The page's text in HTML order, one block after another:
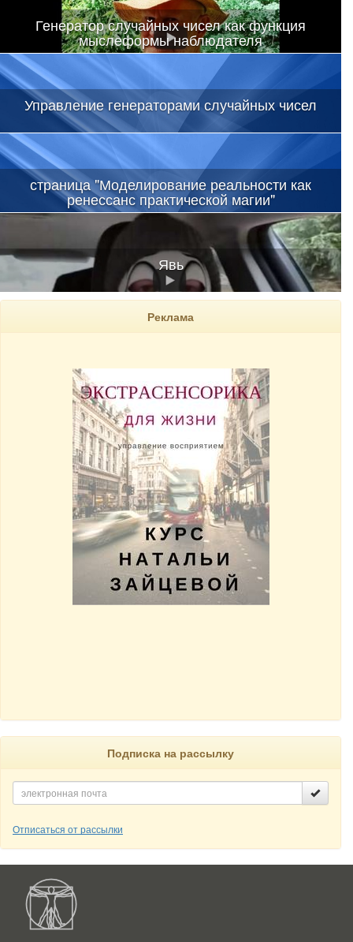
Генератор случайных чисел как функция
мыслеформы наблюдателя
Управление генераторами случайных чисел
страница "Моделирование реальности как
ренессанс практической магии"
Явь
Реклама
Подписка на рассылку
Отписаться от рассылки